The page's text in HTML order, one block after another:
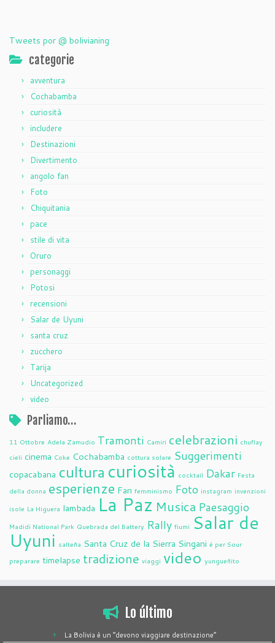
Tweets por @ bolivianing
categorie
avventura
Cochabamba
curiosità
includere
Destinazioni
Divertimento
angolo fan
Foto
Chiquitania
pace
stile di vita
Oruro
personaggi
Potosi
recensioni
Salar de Uyuni
santa cruz
zucchero
Tarija
Uncategorized
video
Parliamo…
11 Ottobre Adela Zamudio Tramonti Camiri celebrazioni chuflay
cieli cinema Coke Cochabamba cottura solare Suggerimenti
copacabana cultura curiosità cocktail Dakar Festa
della donna esperienze Fan femminismo Foto instagram invenzioni
isole La Higuera lambada La Paz Musica Paesaggio
Madidi National Park Quebrada del Battery Rally fiumi Salar de
Uyuni salteña Santa Cruz de la Sierra Singani è per Sour
preparare timelapse tradizione viaggi video yungueñito
Lo último
La Bolivia è un “devono viaggiare destinazione”